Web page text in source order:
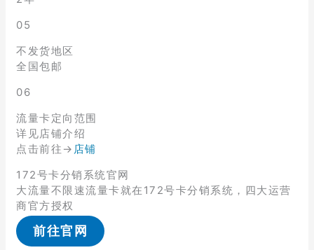
05
不发货地区
全国包邮
06
流量卡定向范围
详见店铺介绍
点击前往→ 店铺
172号卡分销系统官网
大流量不限速流量卡就在172号卡分销系统，四大运营
商官方授权
前往官网